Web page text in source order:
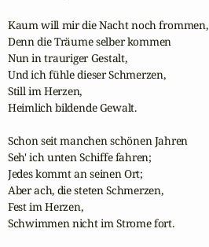
Kaum will mir die Nacht noch frommen,
Denn die Träume selber kommen
Nun in trauriger Gestalt,
Und ich fühle dieser Schmerzen,
Still im Herzen,
Heimlich bildende Gewalt.
Schon seit manchen schönen Jahren
Seh' ich unten Schiffe fahren;
Jedes kommt an seinen Ort;
Aber ach, die steten Schmerzen,
Fest im Herzen,
Schwimmen nicht im Strome fort.